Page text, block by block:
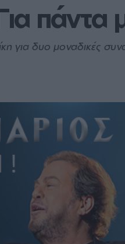
πάντα
για δυο μοναδικές